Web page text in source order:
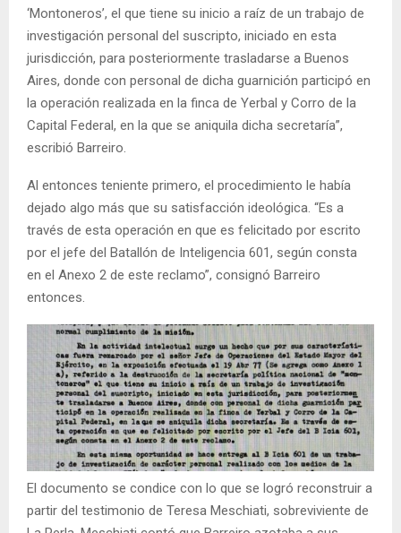
‘Montoneros’, el que tiene su inicio a raíz de un trabajo de
investigación personal del suscripto, iniciado en esta
jurisdicción, para posteriormente trasladarse a Buenos
Aires, donde con personal de dicha guarnición participó en
la operación realizada en la finca de Yerbal y Corro de la
Capital Federal, en la que se aniquila dicha secretaría”,
escribió Barreiro.
Al entonces teniente primero, el procedimiento le había
dejado algo más que su satisfacción ideológica. “Es a
través de esta operación en que es felicitado por escrito
por el jefe del Batallón de Inteligencia 601, según consta
en el Anexo 2 de este reclamo”, consignó Barreiro
entonces.
El documento se condice con lo que se logró reconstruir a
partir del testimonio de Teresa Meschiati, sobreviviente de